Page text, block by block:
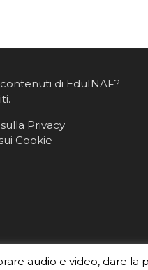
di EduINAF?
.
Privacy
Cookie
audio e video, dare